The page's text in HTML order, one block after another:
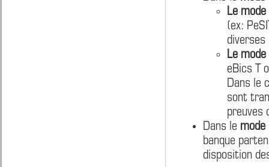
Le
(ex:
diverses
Le
eBics T
Dans le
sont
preuves
Dans le
banque
disposition